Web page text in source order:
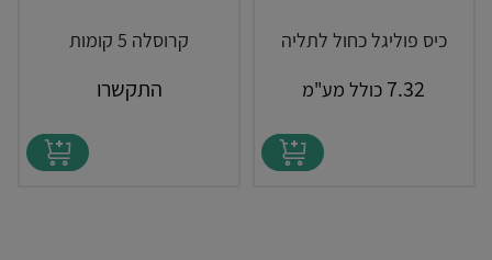
כיס פוליגל כחול לתליה
7.32 כולל מע"מ
קרוסלה 5 קומות
התקשרו